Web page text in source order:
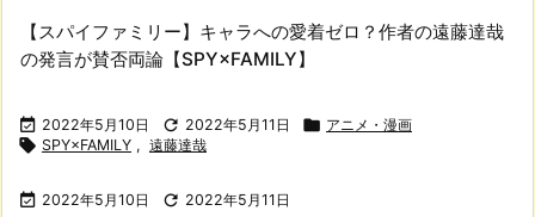
【スパイファミリー】キャラへの愛着ゼロ？作者の遠藤達哉
の発言が賛否両論【SPY×FAMILY】
 2022年5月10日  2022年5月11日  アニメ・漫画
 SPY×FAMILY , 遠藤達哉
 2022年5月10日  2022年5月11日